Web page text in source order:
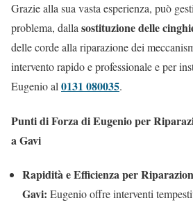
Grazie alla sua vasta esperienza, può
problema, dallasostituzione delle
delle corde alla riparazione dei
intervento rapido e professionale e per
Eugenio al0131 080035.
Punti di Forza di Eugenio per
a Gavi
Rapidità e Efficienza per
Gavi: Eugenio offre interventi